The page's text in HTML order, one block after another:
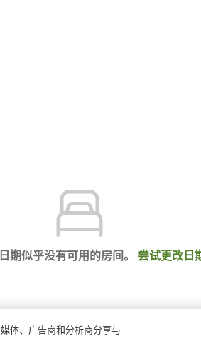
期似乎没有可用的房间。 尝试更改日
体、广告商和分析商分享与